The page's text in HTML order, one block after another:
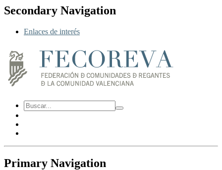
Secondary Navigation
Enlaces de interés
Primary Navigation